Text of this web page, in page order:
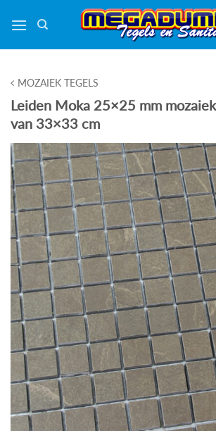
naar
MOZAIEK TEGELS
Leiden Moka 25×25 mm
van 33×33 cm